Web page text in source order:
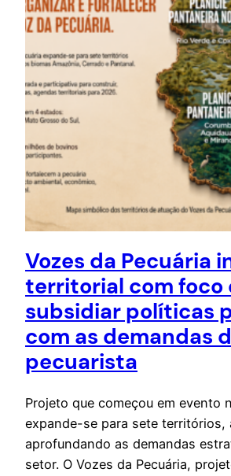
Vozes da Pecuária
territorial com foco
subsidiar políticas
com as demandas
pecuarista
Projeto que começou em evento
expande-se para sete territórios,
aprofundando as demandas
setor. O Vozes da Pecuária,